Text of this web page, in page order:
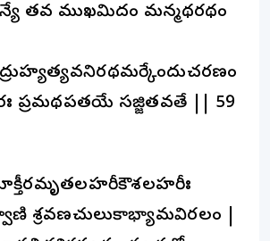
తవ ముఖమిదం మన్మథరథం
ప్రమథపతయే సజ్జితవతే || 59
శ్రవణచులుకాభ్యామవిరలం |